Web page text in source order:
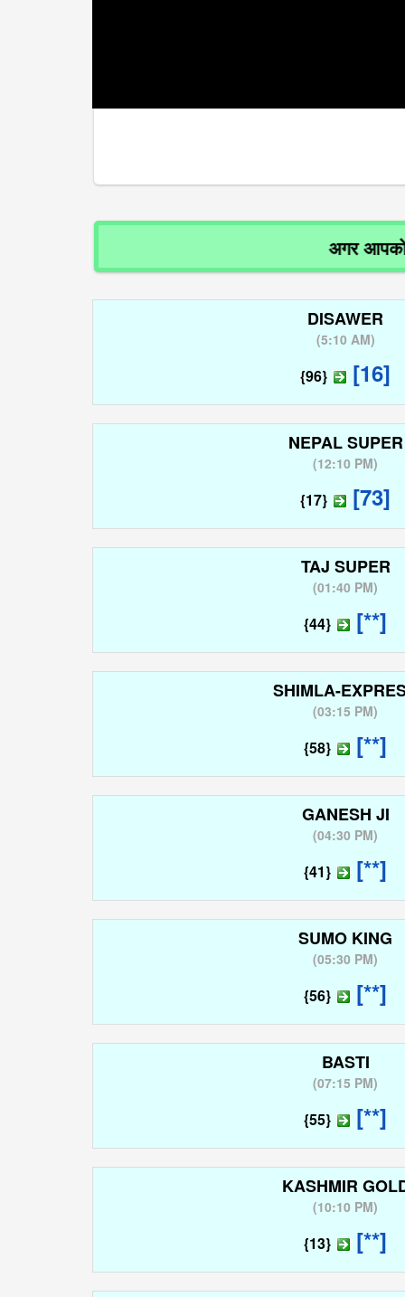
अगर आपको
DISAWER
(5:10 AM)
{96} [16]
NEPAL SUPER
(12:10 PM)
{17} [73]
TAJ SUPER
(01:40 PM)
{44} [**]
SHIMLA-
(03:15 PM)
{58} [**]
GANESH JI
(04:30 PM)
{41} [**]
SUMO KING
(05:30 PM)
{56} [**]
BASTI
(07:15 PM)
{55} [**]
KASHMIR
(10:10 PM)
{13} [**]